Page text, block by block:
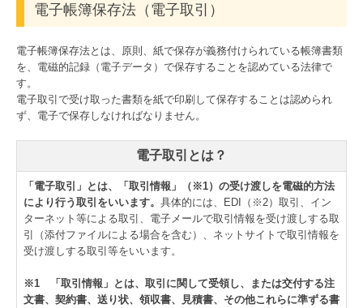
電子帳簿保存法（電子取引）
電子帳簿保存法とは、原則、紙で保存が義務付けられている帳簿書類
を、電磁的記録（電子データ）で保存することを認めている法律で
す。
電子取引で受け取った書類を紙で印刷して保存することは認められ
ず、電子で保存しなければなりません。
電子取引とは？
「電子取引」とは、「取引情報」（※1）の受け渡しを電磁的方法
により行う取引をいいます。 具体的には、EDI（※2）取引、イン
ターネット等による取引、電子メールで取引情報を受け渡しする取
引（添付ファイルによる場合を含む）、ネットサイトで取引情報を
受け渡しする取引等をいいます。
※1 「取引情報」とは、取引に関して受領し、または交付する注
文書、契約書、送り状、領収書、見積書、その他これらに準ずる書